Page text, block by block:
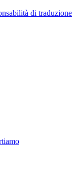
di traduzione